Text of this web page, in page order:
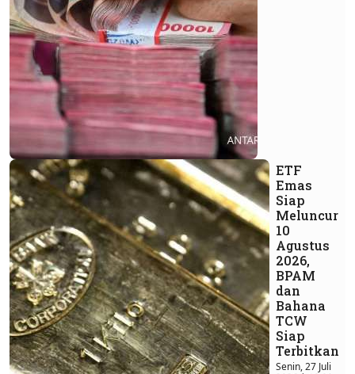
ETF
Emas
Siap
Meluncur
10
Agustus
2026,
BPAM
dan
Bahana
TCW
Siap
Terbitkan
Senin, 27 Juli